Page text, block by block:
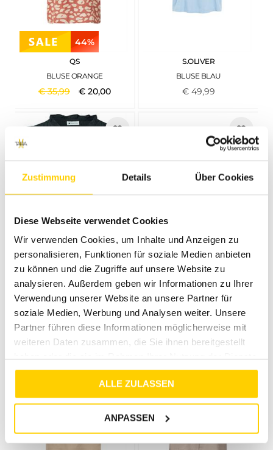
Zustimmung Details Über Cookies
Diese Webseite verwendet Cookies
Wir verwenden Cookies, um Inhalte und Anzeigen zu
personalisieren, Funktionen für soziale Medien anbieten
zu können und die Zugriffe auf unsere Website zu
analysieren. Außerdem geben wir Informationen zu Ihrer
Verwendung unserer Website an unsere Partner für
soziale Medien, Werbung und Analysen weiter. Unsere
Partner führen diese Informationen möglicherweise mit
weiteren Daten zusammen, die Sie ihnen bereitgestellt
gesammelt haben.
ALLE ZULASSEN
ANPASSEN
44%
QS
BLUSE ORANGE
€35,99 € 20,00
S.OLIVER
BLUSE BLAU
€ 49,99
35%
99
37%